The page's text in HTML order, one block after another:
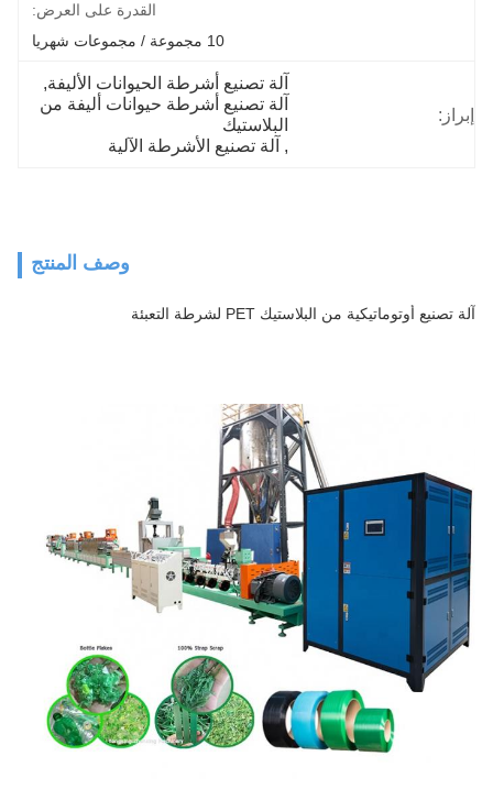
القدرة على العرض:
10 مجموعة / مجموعات شهريا
إبراز:
آلة تصنيع أشرطة الحيوانات الأليفة,
البلاستيك
, آلة تصنيع الأشرطة الآلية
وصف المنتج
آلة تصنيع أوتوماتيكية من البلاستيك PET لشرطة التعبئة